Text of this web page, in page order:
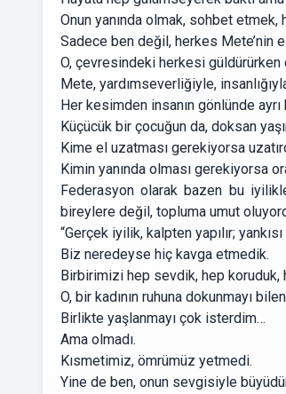
Onun yanında olmak, sohbet
Sadece ben değil, herkes Mete’nin
O, çevresindeki herkesi güldürürken
Mete, yardımseverliğiyle,
Her kesimden insanın gönlünde ayrı
Küçücük bir çocuğun da, doksan
Kime el uzatması gerekiyorsa
Kimin yanında olması gerekiyorsa
Federasyon olarak bazen bu
bireylere değil, topluma umut
“Gerçek iyilik, kalpten yapılır;
Biz neredeyse hiç kavga etmedik.
Birbirimizi hep sevdik, hep koruduk,
O, bir kadının ruhuna dokunmayı
Birlikte yaşlanmayı çok isterdim…
Ama olmadı.
Kısmetimiz, ömrümüz yetmedi.
Yine de ben, onun sevgisiyle